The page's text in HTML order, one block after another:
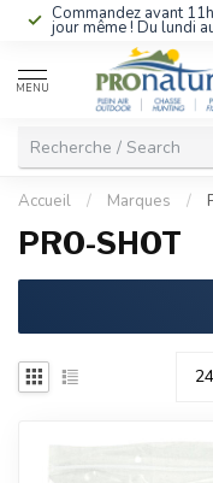
Commandez avant
jour même ! Du lundi
MENU
Accueil / Marques /
PRO-SHOT